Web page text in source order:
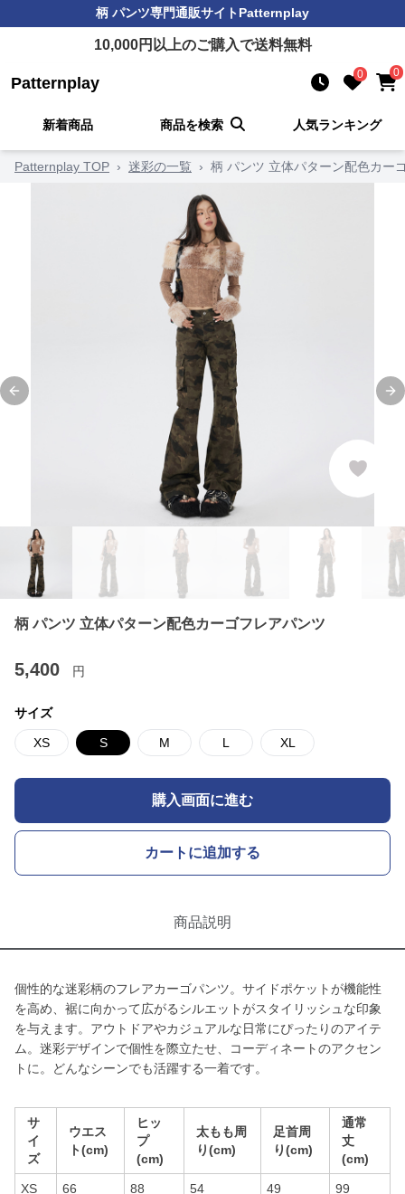
柄 パンツ専門通販サイトPatternplay
10,000円以上のご購入で送料無料
Patternplay 0 0
新着商品 商品を検索 人気ランキング
Patternplay TOP › 迷彩の一覧 › 柄 パンツ 立体パターン配色カー
Previous slide
柄 パンツ 立体パターン配色カーゴフレアパンツ
5,400 円
サイズ
XS S M L XL
購入画面に進む
カートに追加する
商品説明
個性的な迷彩柄のフレアカーゴパンツ。サイドポケットが機能性
を高め、裾に向かって広がるシルエットがスタイリッシュな印象
を与えます。アウトドアやカジュアルな日常にぴったりのアイテ
ム。迷彩デザインで個性を際立たせ、コーディネートのアクセン
トに。どんなシーンでも活躍する一着です。
サ
イ
ズ
ウエス
ト(cm)
ヒッ
プ
(cm)
太もも周
り(cm)
足首周
り(cm)
通常
丈
(cm)
XS 66 88 54 49 99